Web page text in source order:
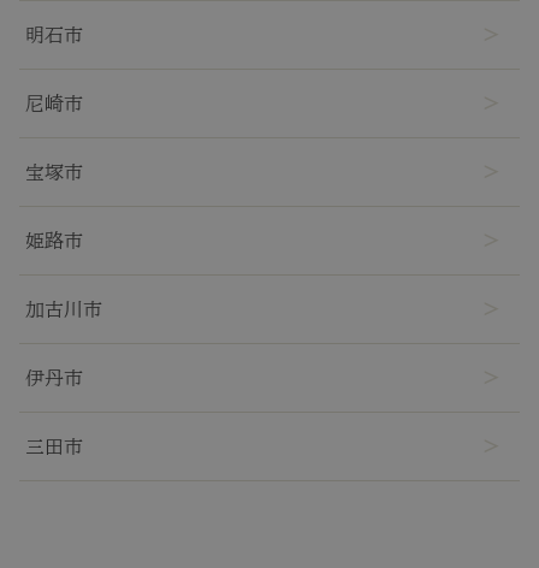
明石市
尼崎市
宝塚市
姫路市
加古川市
伊丹市
三田市